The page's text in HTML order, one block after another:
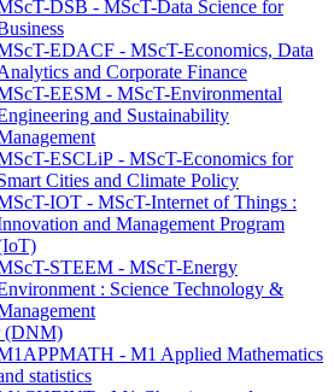
DSB - MScT-Data Science for
EDACF - MScT-Economics, Data
and Corporate Finance
EESM - MScT-Environmental
and Sustainability
ESCLiP - MScT-Economics for
Cities and Climate Policy
IOT - MScT-Internet of Things :
and Management Program
STEEM - MScT-Energy
: Science Technology &
(DNM)
- M1 Applied Mathematics
statistics